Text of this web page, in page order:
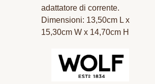
adattatore di corrente.
Dimensioni: 13,50cm L x
15,30cm W x 14,70cm H